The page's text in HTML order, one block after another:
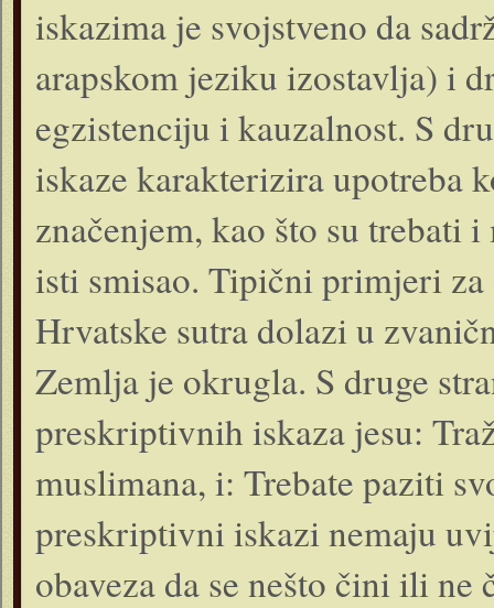
iskazima je svojstveno da
arapskom jeziku izostavlja) i
egzistenciju i kauzalnost. S
iskaze karakterizira upotreba
značenjem, kao što su
isti smisao. Tipični primjeri
Hrvatske sutra dolazi u
Zemlja je okrugla. S druge
preskriptivnih iskaza jesu:
muslimana, i: Trebate paziti
preskriptivni iskazi nemaju
obaveza da se nešto čini ili